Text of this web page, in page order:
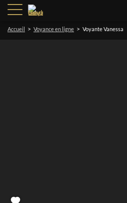
Accueil > Voyance en ligne > Voyante Vanessa